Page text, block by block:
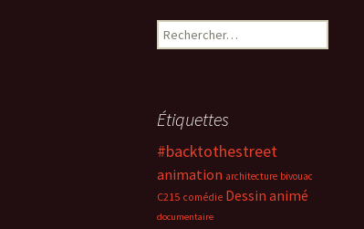
Rechercher :
Étiquettes
#backtothestreet
animation architecture bivouac
C215 comédie Dessin animé
documentaire